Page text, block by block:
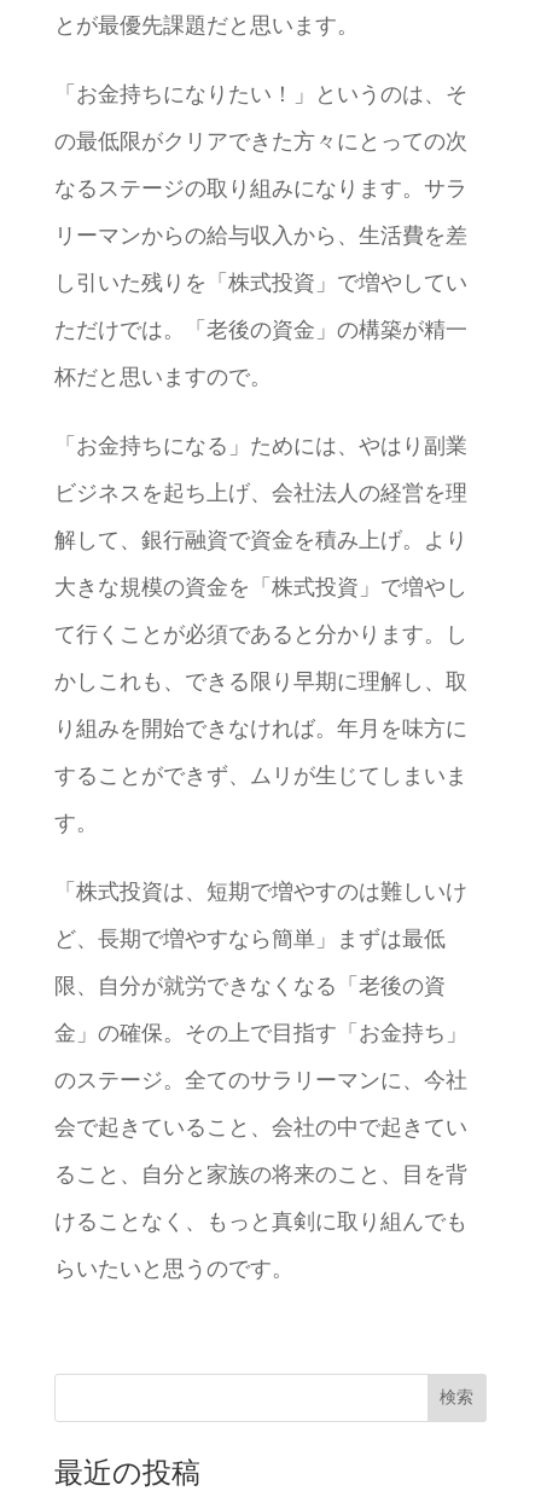
とが最優先課題だと思います。
「お金持ちになりたい！」というのは、そ
の最低限がクリアできた方々にとっての次
なるステージの取り組みになります。サラ
リーマンからの給与収入から、生活費を差
し引いた残りを「株式投資」で増やしてい
ただけでは。「老後の資金」の構築が精一
杯だと思いますので。
「お金持ちになる」ためには、やはり副業
ビジネスを起ち上げ、会社法人の経営を理
解して、銀行融資で資金を積み上げ。より
大きな規模の資金を「株式投資」で増やし
て行くことが必須であると分かります。し
かしこれも、できる限り早期に理解し、取
り組みを開始できなければ。年月を味方に
することができず、ムリが生じてしまいま
す。
「株式投資は、短期で増やすのは難しいけ
ど、長期で増やすなら簡単」まずは最低
限、自分が就労できなくなる「老後の資
金」の確保。その上で目指す「お金持ち」
のステージ。全てのサラリーマンに、今社
会で起きていること、会社の中で起きてい
ること、自分と家族の将来のこと、目を背
けることなく、もっと真剣に取り組んでも
らいたいと思うのです。
検索
最近の投稿